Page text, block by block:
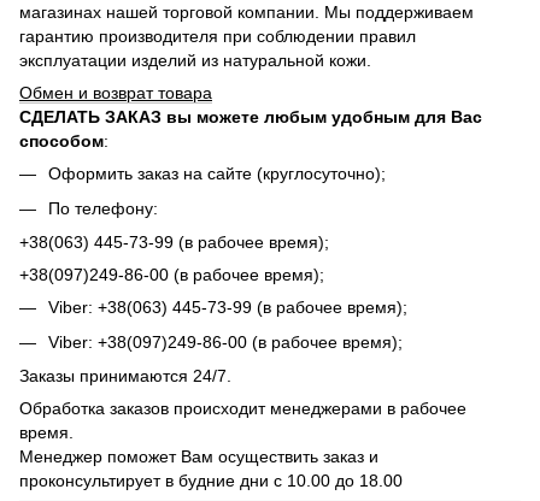
магазинах нашей торговой компании. Мы поддерживаем
гарантию производителя при соблюдении правил
эксплуатации изделий из натуральной кожи.
Обмен и возврат товара
СДЕЛАТЬ ЗАКАЗ вы можете любым удобным для Вас
способом:
Оформить заказ на сайте (круглосуточно);
По телефону:
+38(063) 445-73-99 (в рабочее время);
+38(097)249-86-00 (в рабочее время);
Viber: +38(063) 445-73-99 (в рабочее время);
Viber: +38(097)249-86-00 (в рабочее время);
Заказы принимаются 24/7.
Обработка заказов происходит менеджерами в рабочее
время.
Менеджер поможет Вам осуществить заказ и
проконсультирует в будние дни с 10.00 до 18.00